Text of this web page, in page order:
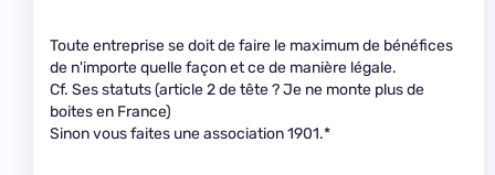
Toute entreprise se doit de faire le maximum de bénéfices
de n'importe quelle façon et ce de manière légale.
Cf. Ses statuts (article 2 de tête ? Je ne monte plus de
boites en France)
Sinon vous faites une association 1901.*